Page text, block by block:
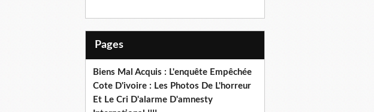
Pages
Biens Mal Acquis : L'enquête Empêchée
Cote D'ivoire : Les Photos De L'horreur
Et Le Cri D'alarme D'amnesty